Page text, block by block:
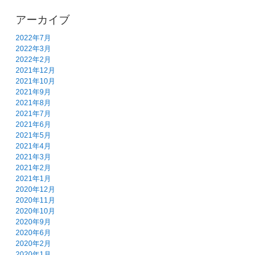
アーカイブ
2022年7月
2022年3月
2022年2月
2021年12月
2021年10月
2021年9月
2021年8月
2021年7月
2021年6月
2021年5月
2021年4月
2021年3月
2021年2月
2021年1月
2020年12月
2020年11月
2020年10月
2020年9月
2020年6月
2020年2月